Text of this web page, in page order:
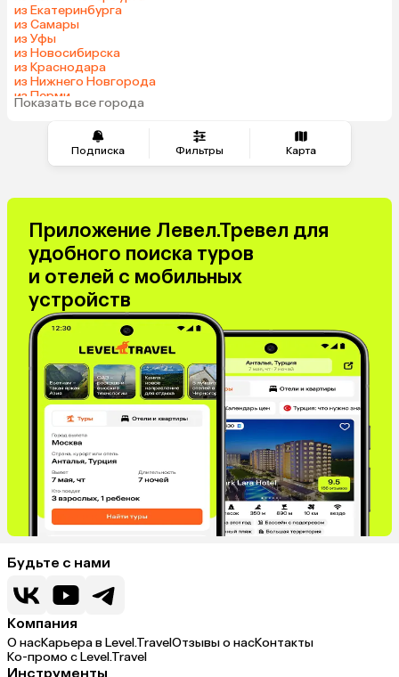
Подписка Фильтры Карта
из Екатеринбурга
из Самары
из Уфы
из Новосибирска
из Краснодара
из Нижнего Новгорода
из Перми
из Сочи
Показать все города
Приложение Левел.Тревел для
удобного поиска туров
и отелей с мобильных
устройств
Будьте с нами
Компания
О насКарьера в Level.TravelОтзывы о насКонтакты
Ко-промо с Level.Travel
Инструменты